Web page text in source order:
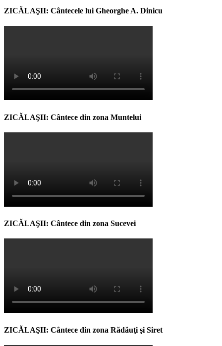
ZICĂLAŞII: Cântecele lui Gheorghe A. Dinicu
ZICĂLAŞII: Cântece din zona Muntelui
ZICĂLAŞII: Cântece din zona Sucevei
ZICĂLAŞII: Cântece din zona Rădăuţi şi Siret